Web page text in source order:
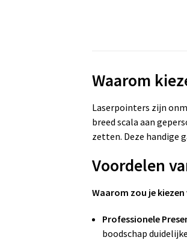
Waarom
Laserpointers zijn
breed scala aan
zetten. Deze handige
Voordelen
Waarom zou je
Professionele
boodschap